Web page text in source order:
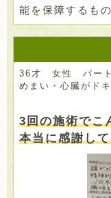
能を保障するも
36才 女性 パート
めまい・心臓がド
3回の施術でこ
本当に感謝し